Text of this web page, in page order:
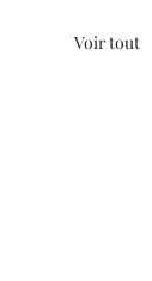
Voir tout